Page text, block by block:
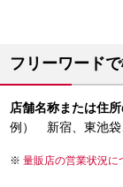
フリーワード
店舗名称または住
例） 新宿、東池袋
量販店の営業状況に